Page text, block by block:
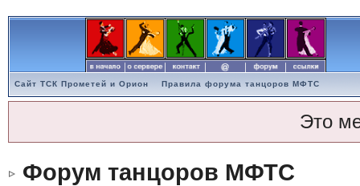
Сайт ТСК Прометей и Орион Правила форума танцоров МФТС
Это
Форум танцоров МФТС